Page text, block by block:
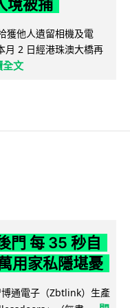
境被捕
獲他人遺留相機及電
月 2 日經港珠澳大橋再
全文
門 每 35 秒自
用家私隱堪憂
通電子（Zbtlink）生產